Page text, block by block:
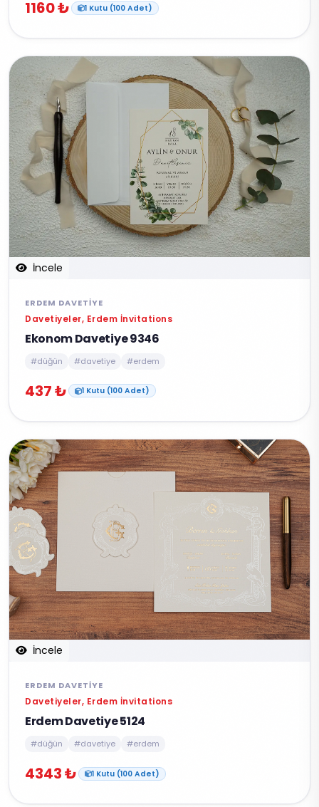
1160 ₺ 1 Kutu (100 Adet)
İncele
ERDEM DAVETIYE
Davetiyeler, Erdem İnvitations
Ekonom Davetiye 9346
#düğün #davetiye #erdem
437 ₺ 1 Kutu (100 Adet)
İncele
ERDEM DAVETIYE
Davetiyeler, Erdem İnvitations
Erdem Davetiye 5124
#düğün #davetiye #erdem
4343 ₺ 1 Kutu (100 Adet)